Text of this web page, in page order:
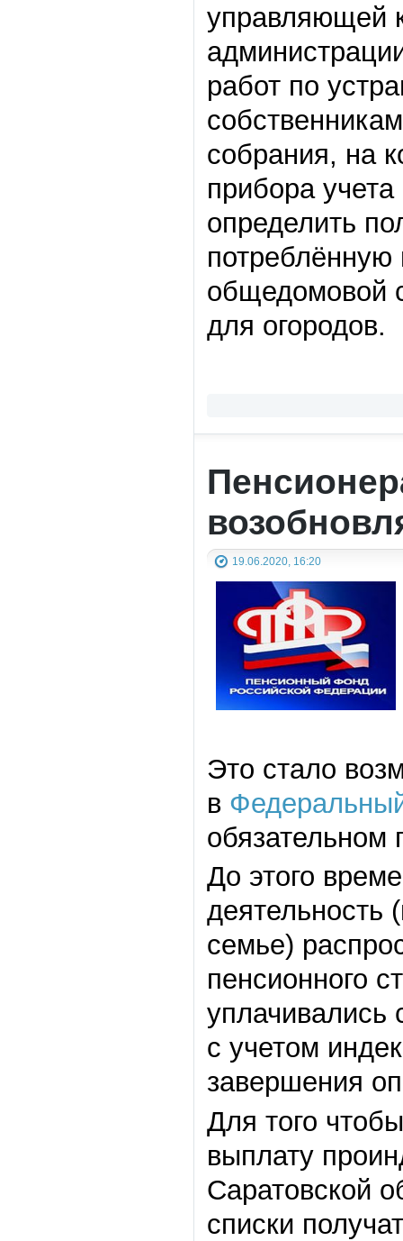
управляющей
работ по
собрания, на
прибора
определить
потреблённую
общедомовой
для огородов.
19.06.2020, 16:20
Это стало
в
обязательном
До этого
деятельность
семье)
пенсионного
уплачивались
с учетом
завершения
Для того
выплату
Саратовской
списки